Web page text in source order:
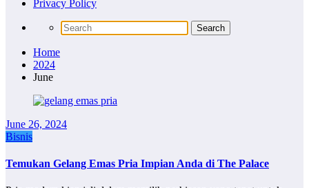
Privacy Policy
Home
2024
June
June 26, 2024
Bisnis
Temukan Gelang Emas Pria Impian Anda di The Palace